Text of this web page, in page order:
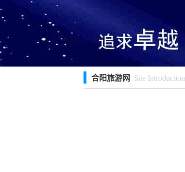
合阳旅游网 Site Introduction